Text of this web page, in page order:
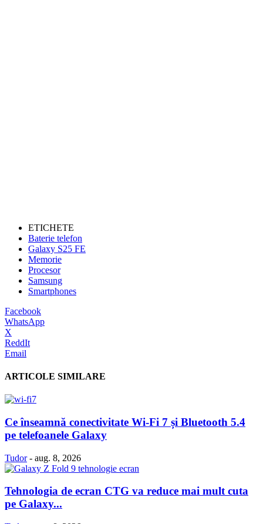
ETICHETE
Baterie telefon
Galaxy S25 FE
Memorie
Procesor
Samsung
Smartphones
Facebook
WhatsApp
X
ReddIt
Email
ARTICOLE SIMILARE
Ce înseamnă conectivitate Wi-Fi 7 și Bluetooth 5.4
pe telefoanele Galaxy
Tudor - aug. 8, 2026
Tehnologia de ecran CTG va reduce mai mult cuta
pe Galaxy...